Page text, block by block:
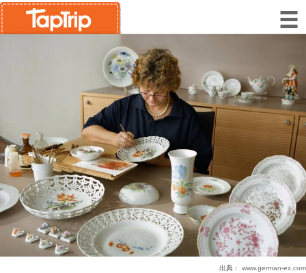
出典： www.german-ex.com